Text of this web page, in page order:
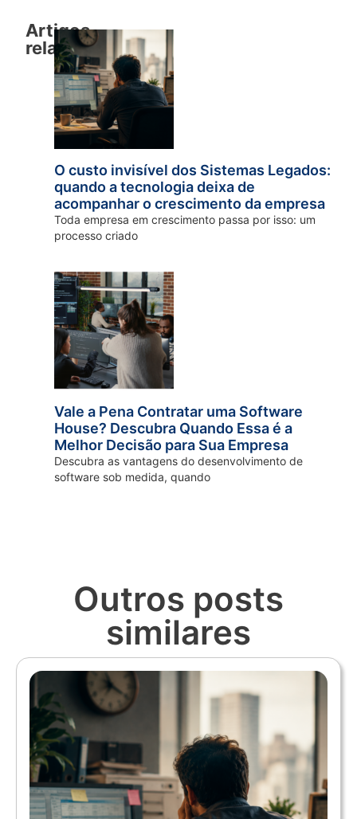
Artigos
relacionados
O custo invisível dos Sistemas Legados:
quando a tecnologia deixa de
acompanhar o crescimento da empresa
Toda empresa em crescimento passa por isso: um
processo criado
Vale a Pena Contratar uma Software
House? Descubra Quando Essa é a
Melhor Decisão para Sua Empresa
Descubra as vantagens do desenvolvimento de
software sob medida, quando
Outros posts
similares